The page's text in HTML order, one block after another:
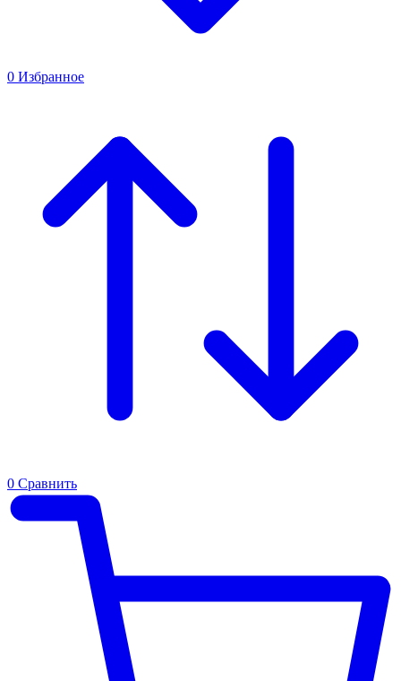
0 Избранное
0 Сравнить